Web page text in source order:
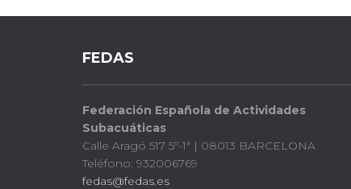
FEDAS
Federación Española de Actividades
Subacuáticas
Calle Aragó 517 5º-1ª | 08013 BARCELONA
Teléfono: 932006769
fedas@fedas.es